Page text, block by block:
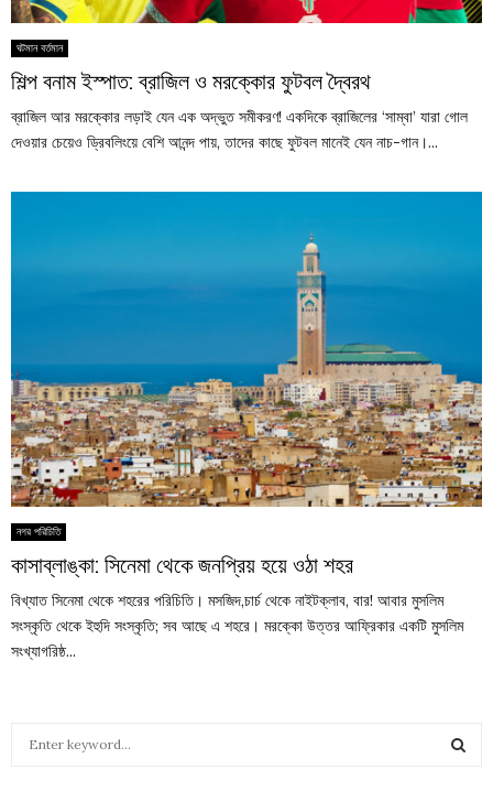
ঘটমান বর্তমান
শিল্প বনাম ইস্পাত: ব্রাজিল ও মরক্কোর ফুটবল দ্বৈরথ
ব্রাজিল আর মরক্কোর লড়াই যেন এক অদ্ভুত সমীকরণ! একদিকে ব্রাজিলের ‘সাম্বা’ যারা গোল
দেওয়ার চেয়েও ড্রিবলিংয়ে বেশি আনন্দ পায়, তাদের কাছে ফুটবল মানেই যেন নাচ-গান।...
নগর পরিচিতি
কাসাব্লাঙ্কা: সিনেমা থেকে জনপ্রিয় হয়ে ওঠা শহর
বিখ্যাত সিনেমা থেকে শহরের পরিচিতি। মসজিদ,চার্চ থেকে নাইটক্লাব, বার! আবার মুসলিম
সংস্কৃতি থেকে ইহুদি সংস্কৃতি; সব আছে এ শহরে। মরক্কো উত্তর আফ্রিকার একটি মুসলিম
সংখ্যাগরিষ্ঠ...